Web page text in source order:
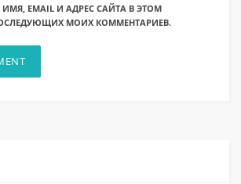
EMAIL И АДРЕС САЙТА В ЭТОМ
МОИХ КОММЕНТАРИЕВ.